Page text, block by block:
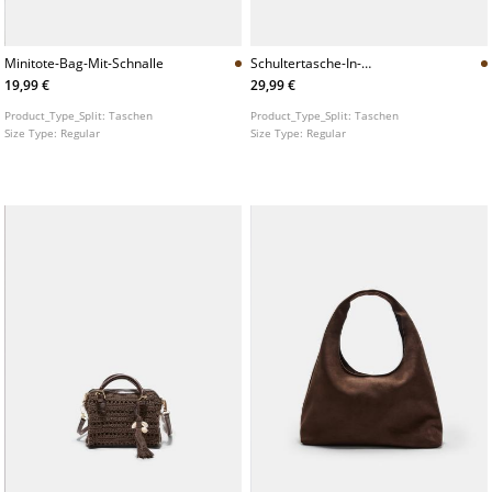
Minitote-Bag-Mit-Schnalle
19,99 €
Product_Type_Split:Taschen
Size Type: Regular
Schultertasche-In-
Wildlederoptik
29,99 €
Product_Type_Split:Taschen
Size Type: Regular